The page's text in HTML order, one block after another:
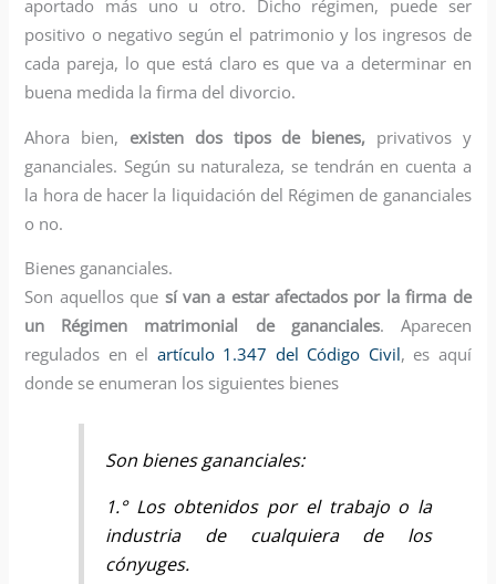
aportado más uno u otro. Dicho régimen, puede ser
positivo o negativo según el patrimonio y los ingresos de
cada pareja, lo que está claro es que va a determinar en
buena medida la firma del divorcio.
Ahora bien, existen dos tipos de bienes, privativos y
gananciales. Según su naturaleza, se tendrán en cuenta a
la hora de hacer la liquidación del Régimen de gananciales
o no.
Bienes gananciales.
Son aquellos que sí van a estar afectados por la firma de
un Régimen matrimonial de gananciales. Aparecen
regulados en el artículo 1.347 del Código Civil, es aquí
donde se enumeran los siguientes bienes
Son bienes gananciales:
1.° Los obtenidos por el trabajo o la
industria de cualquiera de los
cónyuges.